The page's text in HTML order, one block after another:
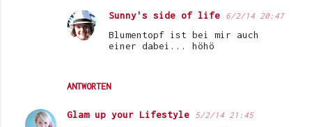
ANTWORTEN
Sunny's side of life 6/2/14 20:47
Blumentopf ist bei mir auch
einer dabei... höhö
Glam up your Lifestyle 5/2/14 21:45